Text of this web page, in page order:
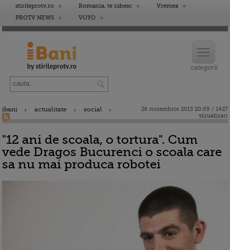
stirileprotv.ro Romania, te iubesc
Vremea
PROTV NEWS
VOYO
ibani actualitate social
26 noiembrie 2013 20:09 / 1427
vizualizari
"12 ani de scoala, o tortura". Cum
vede Dragos Bucurenci o scoala care
sa nu mai produca robotei